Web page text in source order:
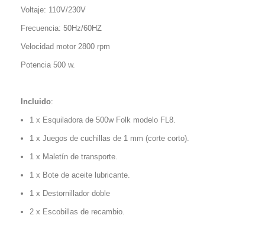
Voltaje: 110V/230V
Frecuencia: 50Hz/60HZ
Velocidad motor 2800 rpm
Potencia 500 w.
Incluido:
1 x Esquiladora de 500w Folk modelo FL8.
1 x Juegos de cuchillas de 1 mm (corte corto).
1 x Maletín de transporte.
1 x Bote de aceite lubricante.
1 x Destornillador doble
2 x Escobillas de recambio.